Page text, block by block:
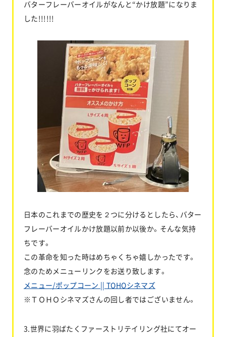
バターフレーバーオイルがなんと“かけ放題”になりま
した!!!!!!
日本のこれまでの歴史を２つに分けるとしたら、バター
フレーバーオイルかけ放題以前か以後か。そんな気持
ちです。
この革命を知った時はめちゃくちゃ嬉しかったです。
念のためメニューリンクをお送り致します。
メニュー/ポップコーン || TOHOシネマズ
※ＴＯＨＯシネマズさんの回し者ではございません。
3.世界に羽ばたくファーストリテイリング社にてオー